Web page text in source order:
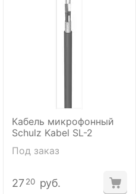
Кабель микрофонный
Schulz Kabel SL-2
Под заказ
27 20 руб.